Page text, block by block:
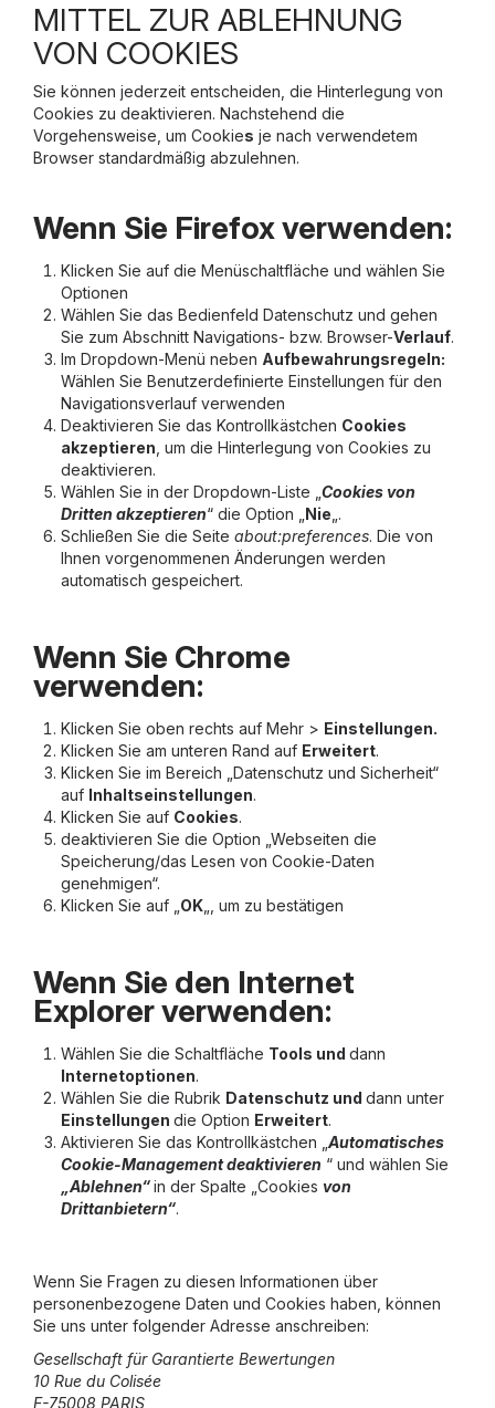
MITTEL ZUR ABLEHNUNG
VON COOKIES
Sie können jederzeit entscheiden, die Hinterlegung von
Cookies zu deaktivieren. Nachstehend die
Vorgehensweise, um Cookies je nach verwendetem
Browser standardmäßig abzulehnen.
Wenn Sie Firefox verwenden:
Klicken Sie auf die Menüschaltfläche und wählen Sie
Optionen
Wählen Sie das Bedienfeld Datenschutz und gehen
Sie zum Abschnitt Navigations- bzw. Browser-Verlauf.
Im Dropdown-Menü neben Aufbewahrungsregeln:
Wählen Sie Benutzerdefinierte Einstellungen für den
Navigationsverlauf verwenden
Deaktivieren Sie das Kontrollkästchen Cookies
akzeptieren , um die Hinterlegung von Cookies zu
deaktivieren.
Wählen Sie in der Dropdown-Liste „ Cookies von
Dritten akzeptieren“ die Option „ Nie „.
Schließen Sie die Seite about:preferences. Die von
Ihnen vorgenommenen Änderungen werden
automatisch gespeichert.
Wenn Sie Chrome
verwenden:
Klicken Sie oben rechts auf Mehr > Einstellungen.
Klicken Sie am unteren Rand auf Erweitert.
Klicken Sie im Bereich „Datenschutz und Sicherheit“
auf Inhaltseinstellungen.
Klicken Sie auf Cookies.
deaktivieren Sie die Option „Webseiten die
Speicherung/das Lesen von Cookie-Daten
genehmigen“.
Klicken Sie auf „ OK „, um zu bestätigen
Wenn Sie den Internet
Explorer verwenden:
Wählen Sie die Schaltfläche Tools und dann
Internetoptionen.
Wählen Sie die Rubrik Datenschutz und dann unter
Einstellungen die Option Erweitert.
Aktivieren Sie das Kontrollkästchen „ Automatisches
Cookie-Management deaktivieren “ und wählen Sie
„Ablehnen“in der Spalte „Cookies von
Drittanbietern“.
Wenn Sie Fragen zu diesen Informationen über
personenbezogene Daten und Cookies haben, können
Sie uns unter folgender Adresse anschreiben:
Gesellschaft für Garantierte Bewertungen
10 Rue du Colisée
F-75008 PARIS